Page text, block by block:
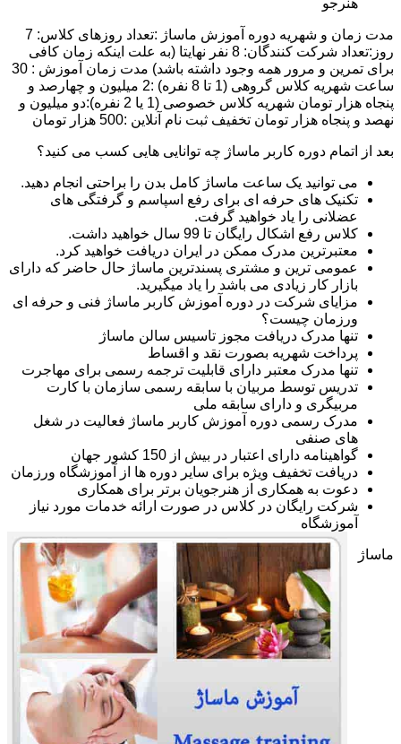
هنرجو
مدت زمان و شهریه دوره آموزش ماساژ :تعداد روزهای کلاس: 7
روز:تعداد شرکت کنندگان: 8 نفر نهایتا (به علت اینکه زمان کافی
برای تمرین و مرور همه وجود داشته باشد) مدت زمان آموزش : 30
ساعت شهریه کلاس گروهی (1 تا 8 نفره) :2 میلیون و چهارصد و
پنجاه هزار تومان شهریه کلاس خصوصی (1 یا 2 نفره):دو میلیون و
نهصد و پنجاه هزار تومان تخفیف ثبت نام آنلاین :500 هزار تومان
بعد از اتمام دوره کاربر ماساژ چه توانایی هایی کسب می کنید؟
می توانید یک ساعت ماساژ کامل بدن را براحتی انجام دهید.
تکنیک های حرفه ای برای رفع اسپاسم و گرفتگی های
عضلانی را یاد خواهید گرفت.
کلاس رفع اشکال رایگان تا 99 سال خواهید داشت.
معتبرترین مدرک ممکن در ایران دریافت خواهید کرد.
عمومی ترین و مشتری پسندترین ماساژ حال حاضر که دارای
بازار کار زیادی می باشد را یاد میگیرید.
مزایای شرکت در دوره آموزش کاربر ماساژ فنی و حرفه ای
ورزمان چیست؟
تنها مدرک دریافت مجوز تاسیس سالن ماساژ
پرداخت شهریه بصورت نقد و اقساط
تنها مدرک معتبر دارای قابلیت ترجمه رسمی برای مهاجرت
تدریس توسط مربیان با سابقه رسمی سازمان با کارت
مربیگری و دارای سابقه ملی
مدرک رسمی دوره آموزش کاربر ماساژ فعالیت در شغل
های صنفی
گواهینامه دارای اعتبار در بیش از 150 کشور جهان
دریافت تخفیف ویژه برای سایر دوره ها از آموزشگاه ورزمان
دعوت به همکاری از هنرجویان برتر برای همکاری
شرکت رایگان در کلاس در صورت ارائه خدمات مورد نیاز
آموزشگاه
ماساژ